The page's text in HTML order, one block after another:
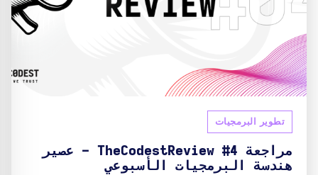
تطوير البرمجيات
مراجعة TheCodestReview #4 - عصير
هندسة البرمجيات الأسبوعي